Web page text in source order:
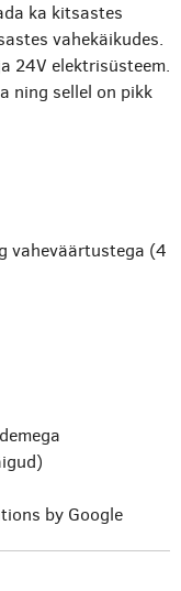
ka kitsastes
vahekäikudes.
24V elektrisüsteem.
ning sellel on pikk
vaheväärtustega (4
by Google